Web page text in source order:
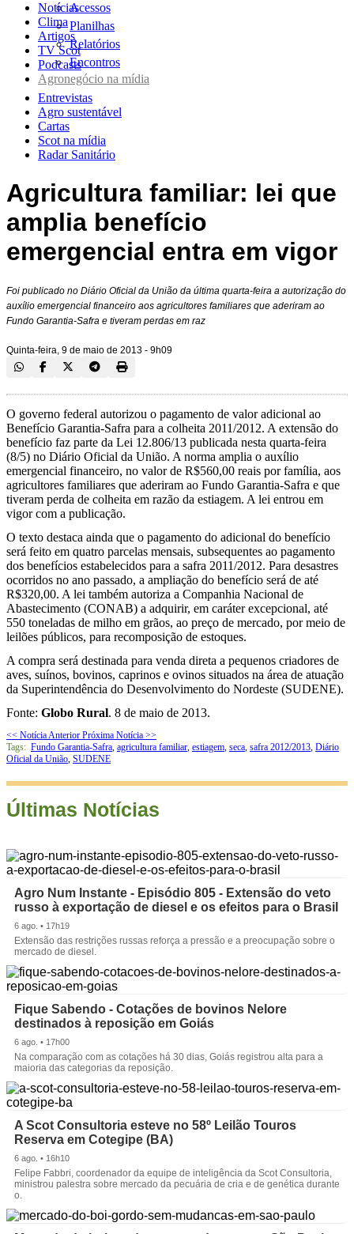
Acessos
Planilhas
Relatórios
Encontros
Notícias
Clima
Artigos
TV Scot
Podcasts
Agronegócio na mídia
Entrevistas
Agro sustentável
Cartas
Scot na mídia
Radar Sanitário
Agricultura familiar: lei que
amplia benefício
emergencial entra em vigor
Foi publicado no Diário Oficial da União da última quarta-feira a autorização do
auxílio emergencial financeiro aos agricultores familiares que aderiram ao
Fundo Garantia-Safra e tiveram perdas em raz
Quinta-feira, 9 de maio de 2013 - 9h09
O governo federal autorizou o pagamento de valor adicional ao
Benefício Garantia-Safra para a colheita 2011/2012. A extensão do
benefício faz parte da Lei 12.806/13 publicada nesta quarta-feira
(8/5) no Diário Oficial da União. A norma amplia o auxílio
emergencial financeiro, no valor de R$560,00 reais por família, aos
agricultores familiares que aderiram ao Fundo Garantia-Safra e que
tiveram perda de colheita em razão da estiagem. A lei entrou em
vigor com a publicação.
O texto destaca ainda que o pagamento do adicional do benefício
será feito em quatro parcelas mensais, subsequentes ao pagamento
dos benefícios estabelecidos para a safra 2011/2012. Para desastres
ocorridos no ano passado, a ampliação do benefício será de até
R$320,00. A lei também autoriza a Companhia Nacional de
Abastecimento (CONAB) a adquirir, em caráter excepcional, até
550 toneladas de milho em grãos, ao preço de mercado, por meio de
leilões públicos, para recomposição de estoques.
A compra será destinada para venda direta a pequenos criadores de
aves, suínos, bovinos, caprinos e ovinos situados na área de atuação
da Superintendência do Desenvolvimento do Nordeste (SUDENE).
Fonte: Globo Rural. 8 de maio de 2013.
<< Notícia Anterior Próxima Notícia >>
Tags: Fundo Garantia-Safra, agricultura familiar, estiagem, seca, safra 2012/2013, Diário
Oficial da União, SUDENE
Últimas Notícias
Agro Num Instante - Episódio 805 - Extensão do veto
russo à exportação de diesel e os efeitos para o Brasil
6 ago. • 17h19
Extensão das restrições russas reforça a pressão e a preocupação sobre o
mercado de diesel.
Fique Sabendo - Cotações de bovinos Nelore
destinados à reposição em Goiás
6 ago. • 17h00
Na comparação com as cotações há 30 dias, Goiás registrou alta para a
maioria das categorias da reposição.
A Scot Consultoria esteve no 58º Leilão Touros
Reserva em Cotegipe (BA)
6 ago. • 16h10
Felipe Fabbri, coordenador da equipe de inteligência da Scot Consultoria,
ministrou palestra sobre mercado da pecuária de cria e de genética durante
o.